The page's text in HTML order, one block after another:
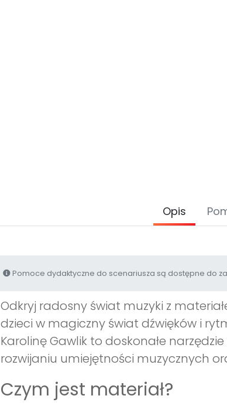
Opis
Pomoce dydaktyczne do scenariusza są dostępne do
Odkryj radosny świat muzyki z
dzieci w magiczny świat dźwięków i
Karolinę Gawlik to doskonałe
rozwijaniu umiejętności muzycznych
Czym jest materiał?